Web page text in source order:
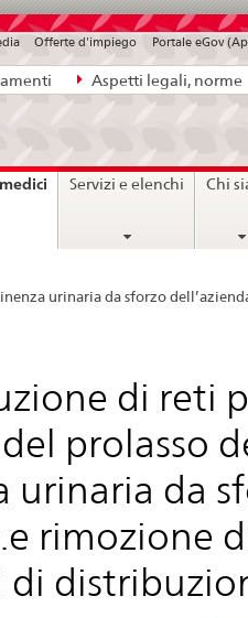
Aspetti legali, norme
Offerte d'impiego Portale eGov
current
Servizi e elenchi Chi
urinaria da sforzo
di reti
prolasso
urinaria da
rimozione
di